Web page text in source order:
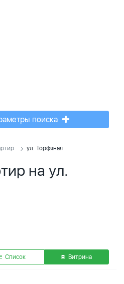
поиска
ул. Торфяная
на ул.
Список Витрина